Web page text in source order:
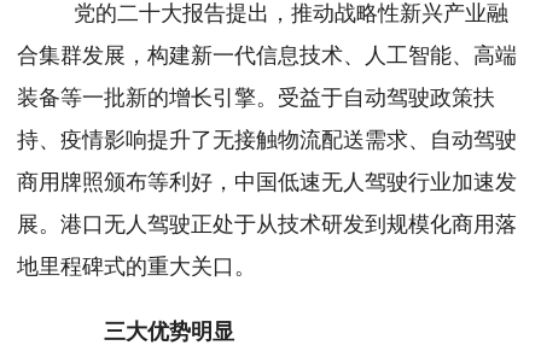
党的二十大报告提出，推动战略性新兴产业融
合集群发展，构建新一代信息技术、人工智能、高端
装备等一批新的增长引擎。受益于自动驾驶政策扶
持、疫情影响提升了无接触物流配送需求、自动驾驶
商用牌照颁布等利好，中国低速无人驾驶行业加速发
展。港口无人驾驶正处于从技术研发到规模化商用落
地里程碑式的重大关口。
三大优势明显